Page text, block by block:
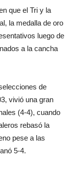
que el Tri y la
la medalla de oro
luego de
a la cancha
de
vivió una gran
(4-4), cuando
rebasó la
pese a las
5-4.